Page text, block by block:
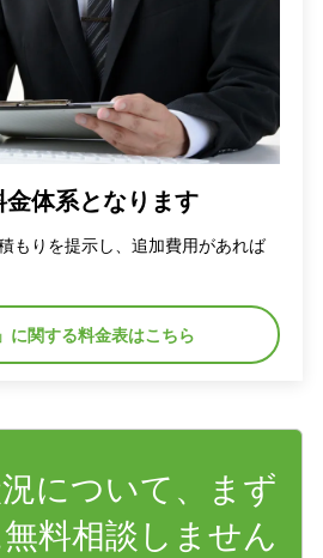
金体系となります
もりを提示し、追加費用があれば
に関する料金表はこちら
について、まず
料相談しません